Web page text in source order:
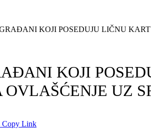
KOJI POSEDUJU LIČNU
KOJI
UZ
Copy Link